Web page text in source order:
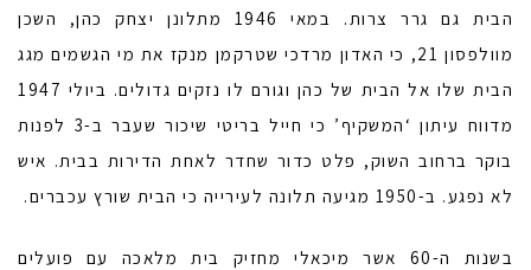
הבית גם גרר צרות. במאי 1946 מתלונן יצחק כהן, השכן
מוולפסון 21, כי האדון מרדכי שטרקמן מנקז את מי הגשמים מגג
הבית שלו אל הבית של כהן וגורם לו נזקים גדולים. ביולי 1947
מדווח עיתון ‘המשקיף’ כי חייל בריטי שיכור שעבר ב-3 לפנות
בוקר ברחוב השוק, פלט כדור שחדר לאחת הדירות בבית. איש
לא נפגע. ב-1950 מגיעה תלונה לעירייה כי הבית שורץ עכברים.
בשנות ה-60 אשר מיכאלי מחזיק בית מלאכה עם פועלים